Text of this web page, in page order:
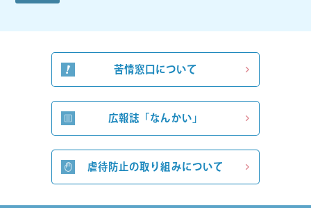
苦情窓口について
広報誌「なんかい」
虐待防止の取り組みについて